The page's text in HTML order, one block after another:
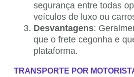
segurança entre todas
veículos de luxo ou
Desvantagens:
que o frete cegonha e
plataforma.
TRANSPORTE POR